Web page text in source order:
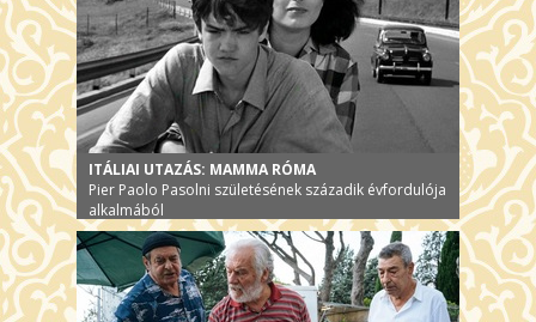
ITÁLIAI UTAZÁS: MAMMA RÓMA
Pier Paolo Pasolni születésének századik évfordulója
alkalmából